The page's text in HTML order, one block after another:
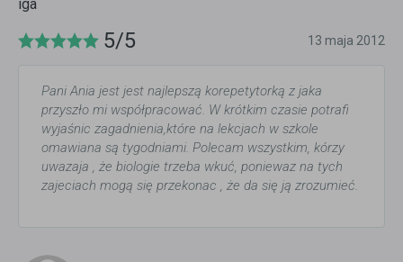
iga
5/5 13 maja 2012
Pani Ania jest jest najlepszą korepetytorką z jaka
przyszło mi współpracować. W krótkim czasie potrafi
wyjaśnic zagadnienia,które na lekcjach w szkole
omawiana są tygodniami. Polecam wszystkim, kórzy
uwazaja , że biologie trzeba wkuć, poniewaz na tych
zajeciach mogą się przekonac , że da się ją zrozumieć.